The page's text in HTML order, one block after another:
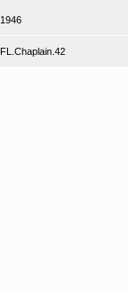
1946
FL.Chaplain.42